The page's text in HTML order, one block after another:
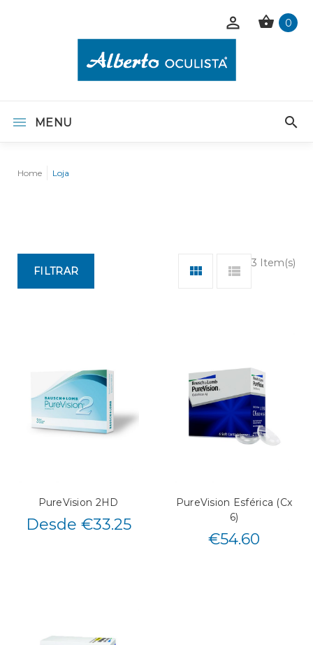
0
MENU
Home Loja
3 Item(s)
FILTRAR
PureVision 2HD
Desde €33.25
PureVision Esférica (Cx
6)
€54.60